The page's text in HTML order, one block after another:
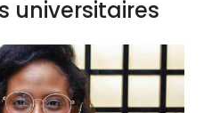
universitaires